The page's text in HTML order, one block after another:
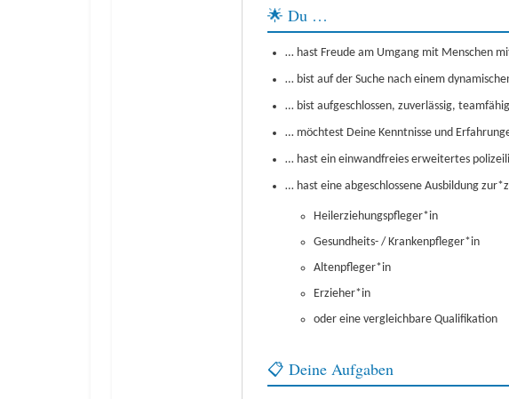
🌟 Du …
… hast Freude am Umgang mit Menschen
… bist auf der Suche nach einem
… bist aufgeschlossen, zuverlässig,
… möchtest Deine Kenntnisse und
… hast ein einwandfreies erweitertes
… hast eine abgeschlossene Ausbildung
Heilerziehungspfleger*in
Gesundheits- / Krankenpfleger*in
Altenpfleger*in
Erzieher*in
oder eine vergleichbare Qualifikation
📋 Deine Aufgaben